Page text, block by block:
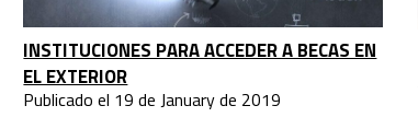
INSTITUCIONES PARA ACCEDER A BECAS EN
EL EXTERIOR
Publicado el 19 de January de 2019